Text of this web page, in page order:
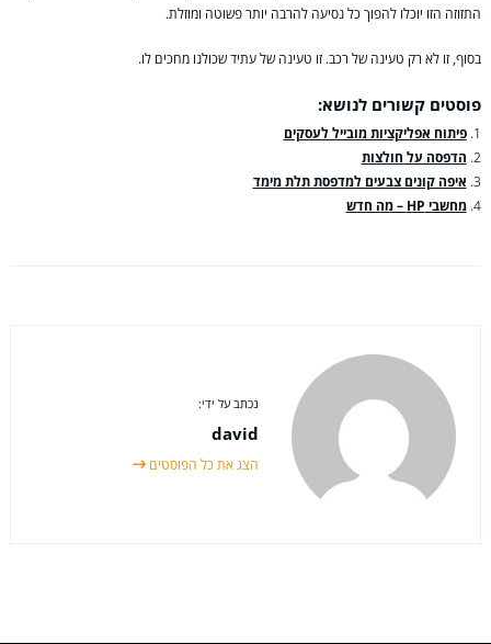
התזוזה הזו יוכלו להפוך כל נסיעה להרבה יותר פשוטה ומוזלת.
בסוף, זו לא רק טעינה של רכב. זו טעינה של עתיד שכולנו מחכים לו.
פוסטים קשורים לנושא:
פיתוח אפליקציות מובייל לעסקים
הדפסה על חולצות
איפה קונים צבעים למדפסת תלת מימד
מחשבי HP – מה חדש
נכתב על ידי:
david
הצג את כל הפוסטים